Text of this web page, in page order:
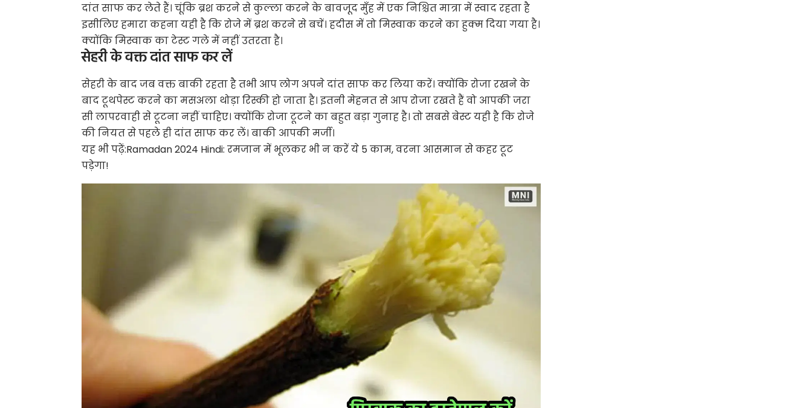
दांत साफ कर लेते हैं। चूंकि ब्रश करने से कुल्ला करने के बावजूद मुँह में एक निश्चित मात्रा में स्वाद रहता है
इसीलिए हमारा कहना यही है कि रोजे में ब्रश करने से बचें। हदीस में तो मिस्वाक करने का हुक्म दिया गया है।
क्योंकि मिस्वाक का टेस्ट गले में नहीं उतरता है।
सेहरी के वक्त दांत साफ कर लें
सेहरी के बाद जब वक्त बाकी रहता है तभी आप लोग अपने दांत साफ कर लिया करें। क्योंकि रोजा रखने के
बाद टूथपेस्ट करने का मसअला थोड़ा रिस्की हो जाता है। इतनी मेहनत से आप रोजा रखते हैं वो आपकी जरा
सी लापरवाही से टूटना नहीं चाहिए। क्योंकि रोजा टूटने का बहुत बड़ा गुनाह है। तो सबसे बेस्ट यही है कि रोजे
की नियत से पहले ही दांत साफ कर लें। बाकी आपकी मर्जी।
यह भी पढ़ें:Ramadan 2024 Hindi: रमजान में भूलकर भी न करें ये 5 काम, वरना आसमान से कहर टूट
पड़ेगा!